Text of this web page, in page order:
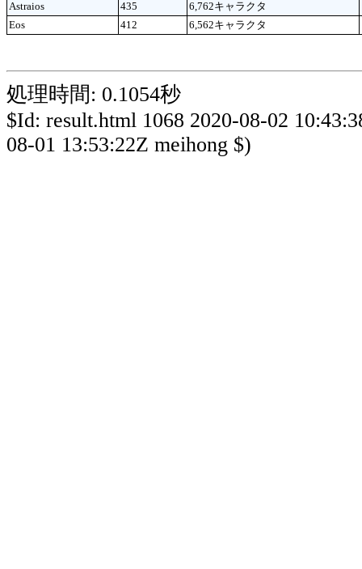
Astraios 435 6,762キャラクタ
Eos
412 6,562キャラクタ
処理時間: 0.1054秒
$Id: result.html 1068 2020-08-02
08-01 13:53:22Z meihong $)